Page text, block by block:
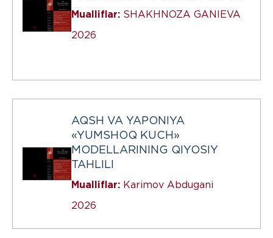
Mualliflar: SHAKHNOZA GANIEVA
2026
AQSH VA YAPONIYA
«YUMSHOQ KUCH»
MODELLARINING QIYOSIY
TAHLILI
Mualliflar: Karimov Abdugani
2026